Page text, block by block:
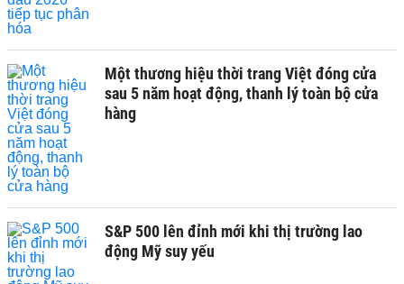
Một thương hiệu thời trang Việt đóng cửa
sau 5 năm hoạt động, thanh lý toàn bộ cửa
hàng
S&P 500 lên đỉnh mới khi thị trường lao
động Mỹ suy yếu